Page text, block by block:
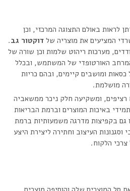
לראות באולם התצוגה המרכזי, וכן
המציעים את מוצריה של דוקטור גב.
מערכות ריהוט שלמות וכן שורה של
האורטופדי של המשתמש, ובכלל
ומושבים קיימים, ובהם כריות
מושלמת.
רציפים, ומשקיעה חלק ניכר ממשאביה
באיכות המוצרים וברמת הבריאות
גם בקפיצות מדרגה משמעותיות ברמת
וסגנונות העיצוב וחתירה ליצירת היצע
צרכי הלקוח.